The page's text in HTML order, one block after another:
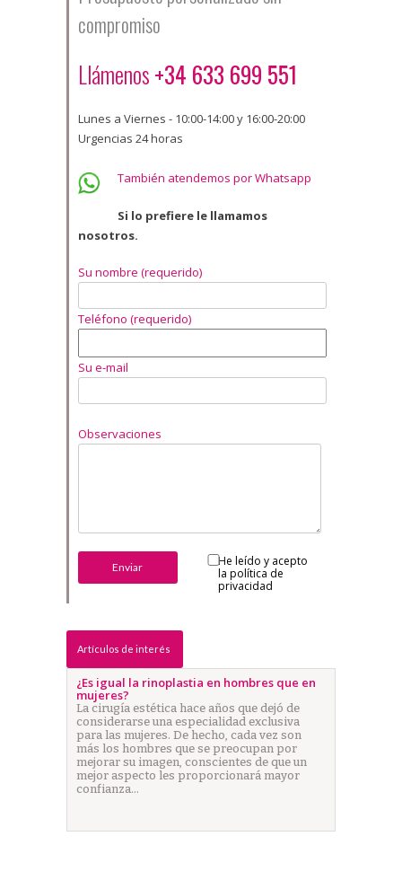
compromiso
Llámenos+34 633 699 551
Lunes a Viernes - 10:00-14:00 y 16:00-20:00
Urgencias 24 horas
También atendemos por Whatsapp
Si lo prefiere le llamamos
nosotros.
Su nombre (requerido)
Teléfono (requerido)
Su e-mail
Observaciones
He leído y acepto
lapolítica de
privacidad
Artículos de interés
¿Es igual la rinoplastia en hombres que en
mujeres?
La cirugía estética hace años que dejó de
considerarse una especialidad exclusiva
para las mujeres. De hecho, cada vez son
más los hombres que se preocupan por
mejorar su imagen, conscientes de que un
mejor aspecto les proporcionará mayor
confianza…